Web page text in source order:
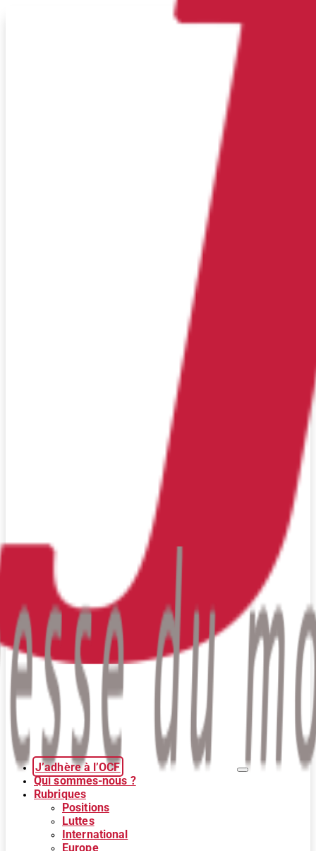
J’adhère à l’OCF
Qui sommes-nous ?
Rubriques
Positions
Luttes
International
Europe